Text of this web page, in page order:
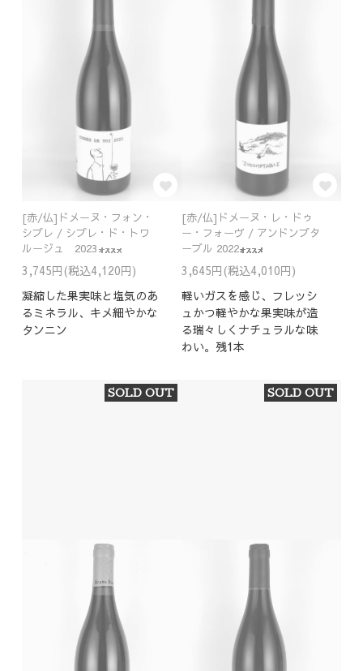
[赤/仏]ドメーヌ・フォン・
シプレ / シプレ・ド・トワ
ルージュ 2023
3,745円(税込4,120円)
凝縮した果実味と塩気のあ
るミネラル、キメ細やかな
タンニン
[赤/仏]ドメーヌ・レ・ドゥ
ー・フォーヴ / アンドンプタ
ーブル 2022
3,645円(税込4,010円)
軽いガスを感じ、フレッシ
ュかつ軽やかな果実味が造
る瑞々しくナチュラルな味
わい。残1本
SOLD OUT SOLD OUT